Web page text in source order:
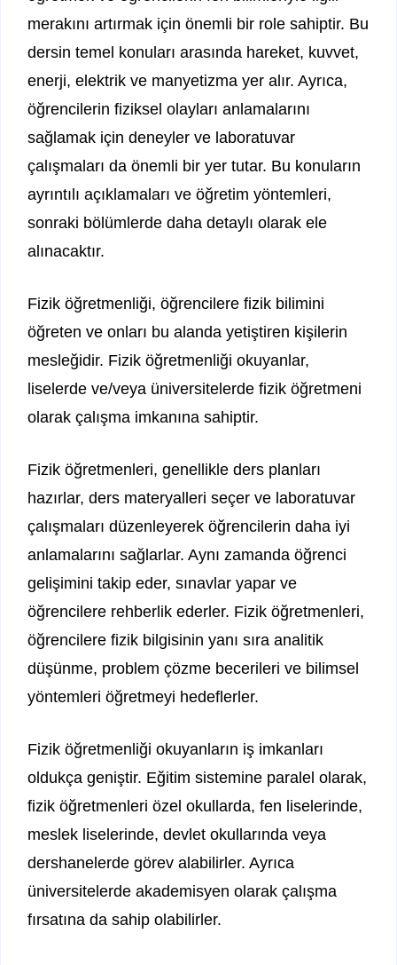
merakını artırmak için önemli bir role sahiptir. Bu
dersin temel konuları arasında hareket, kuvvet,
enerji, elektrik ve manyetizma yer alır. Ayrıca,
öğrencilerin fiziksel olayları anlamalarını
sağlamak için deneyler ve laboratuvar
çalışmaları da önemli bir yer tutar. Bu konuların
ayrıntılı açıklamaları ve öğretim yöntemleri,
sonraki bölümlerde daha detaylı olarak ele
alınacaktır.
Fizik öğretmenliği, öğrencilere fizik bilimini
öğreten ve onları bu alanda yetiştiren kişilerin
mesleğidir. Fizik öğretmenliği okuyanlar,
liselerde ve/veya üniversitelerde fizik öğretmeni
olarak çalışma imkanına sahiptir.
Fizik öğretmenleri, genellikle ders planları
hazırlar, ders materyalleri seçer ve laboratuvar
çalışmaları düzenleyerek öğrencilerin daha iyi
anlamalarını sağlarlar. Aynı zamanda öğrenci
gelişimini takip eder, sınavlar yapar ve
öğrencilere rehberlik ederler. Fizik öğretmenleri,
öğrencilere fizik bilgisinin yanı sıra analitik
düşünme, problem çözme becerileri ve bilimsel
yöntemleri öğretmeyi hedeflerler.
Fizik öğretmenliği okuyanların iş imkanları
oldukça geniştir. Eğitim sistemine paralel olarak,
fizik öğretmenleri özel okullarda, fen liselerinde,
meslek liselerinde, devlet okullarında veya
dershanelerde görev alabilirler. Ayrıca
üniversitelerde akademisyen olarak çalışma
fırsatına da sahip olabilirler.